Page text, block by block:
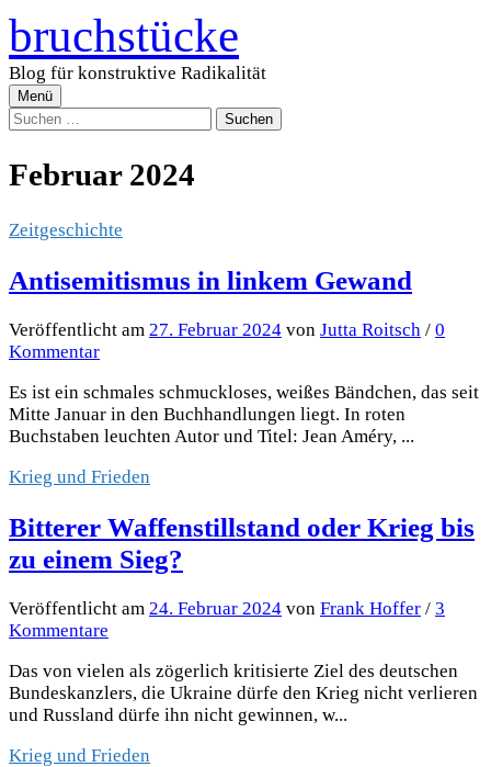
Zum
Inhalt
überspringen
bruchstücke
Blog für konstruktive Radikalität
Menü
Suchen
Februar 2024
Zeitgeschichte
Antisemitismus in linkem Gewand
Veröffentlicht am 27. Februar 2024 von Jutta Roitsch / 0
Kommentar
Es ist ein schmales schmuckloses, weißes Bändchen, das seit
Mitte Januar in den Buchhandlungen liegt. In roten
Buchstaben leuchten Autor und Titel: Jean Améry, ...
Krieg und Frieden
Bitterer Waffenstillstand oder Krieg bis
zu einem Sieg?
Veröffentlicht am 24. Februar 2024 von Frank Hoffer / 3
Kommentare
Das von vielen als zögerlich kritisierte Ziel des deutschen
Bundeskanzlers, die Ukraine dürfe den Krieg nicht verlieren
und Russland dürfe ihn nicht gewinnen, w...
Krieg und Frieden